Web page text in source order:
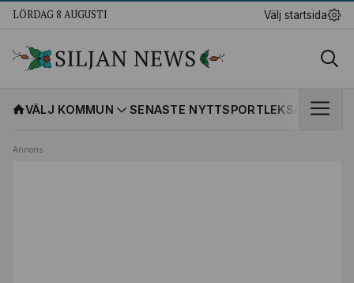
LÖRDAG 8 AUGUSTI Välj startsida
VÄLJ KOMMUN SENASTE NYTTSPORTLEKSANDS IF
Annons